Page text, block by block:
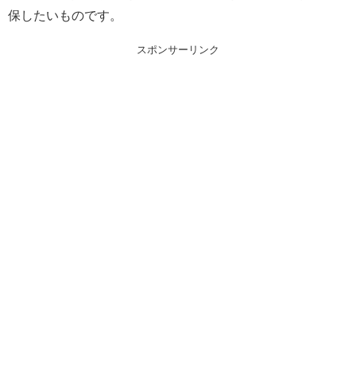
保したいものです。
スポンサーリンク